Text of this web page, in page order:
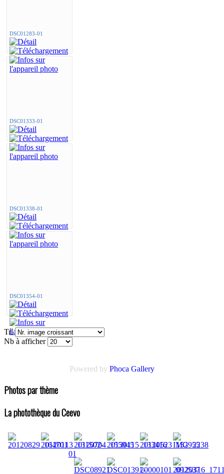
DSC01283-01
DSC01333-01
DSC01338-01
DSC01354-01
Tri
Nb à afficher
Powered by Phoca Gallery
Photos par thème
La photothèque du Ceevo